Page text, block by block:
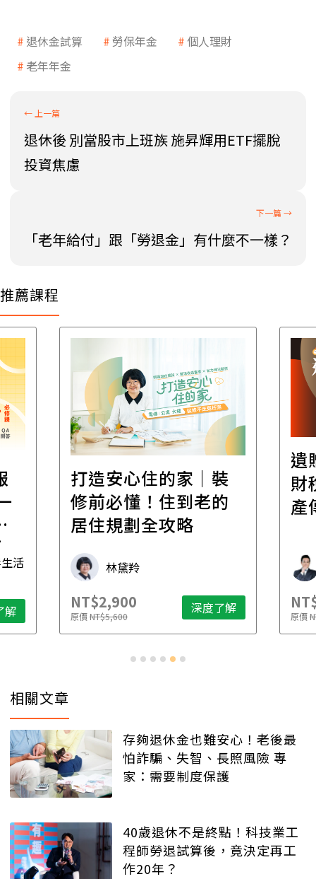
退休金試算 勞保年金
個人理財
老年年金
退休後 別當股市上班族 施昇輝用ETF擺脫
投資焦慮
「老年給付」跟「勞退金」有什麼不一樣？
推薦課程
活
解
打造安心住的家｜裝
修前必懂！住到老的
居住規劃全攻略
林黛羚
NT$2,900
原價NT$5,600 深度了解
遺
財
產
原價
相關文章
存夠退休金也難安心！老後最
怕詐騙、失智、長照風險 專
家：需要制度保護
40歲退休不是終點！科技業工
程師勞退試算後，竟決定再工
作20年？